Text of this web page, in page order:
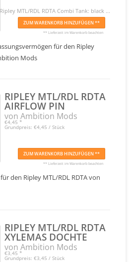
Ripley MTL/RDL RDTA Combi Tank: black ...
ZUM WARENKORB HINZUFÜGEN **
** Lieferzeit im Warenkorb beachten
für den Ripley
Mods
RIPLEY MTL/RDL RDTA
AIRFLOW PIN
von Ambition Mods
€4,45 *
Grundpreis: €4,45 / Stück
ZUM WARENKORB HINZUFÜGEN **
** Lieferzeit im Warenkorb beachten
den Ripley MTL/RDL RDTA von
RIPLEY MTL/RDL RDTA
XYLEMAS DOCHTE
von Ambition Mods
€3,45 *
Grundpreis: €3,45 / Stück